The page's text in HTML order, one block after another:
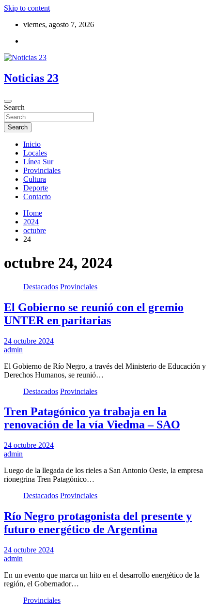
Skip to content
viernes, agosto 7, 2026
Noticias 23
Search
Search
Inicio
Locales
Línea Sur
Provinciales
Cultura
Deporte
Contacto
Home
2024
octubre
24
octubre 24, 2024
Destacados Provinciales
El Gobierno se reunió con el gremio
UNTER en paritarias
24 octubre 2024
admin
El Gobierno de Río Negro, a través del Ministerio de Educación y
Derechos Humanos, se reunió…
Destacados Provinciales
Tren Patagónico ya trabaja en la
renovación de la vía Viedma – SAO
24 octubre 2024
admin
Luego de la llegada de los rieles a San Antonio Oeste, la empresa
rionegrina Tren Patagónico…
Destacados Provinciales
Río Negro protagonista del presente y
futuro energético de Argentina
24 octubre 2024
admin
En un evento que marca un hito en el desarrollo energético de la
región, el Gobernador…
Provinciales